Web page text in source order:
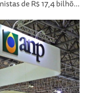
de R$ 17,4 bilhõ...